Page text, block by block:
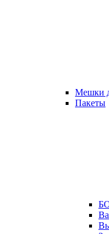
Мешки
Пакеты